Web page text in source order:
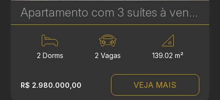
Apartamento com 3 suítes à venda no Edifício Casamia - 139,02 m² | Ref. 1771
2 Dorms 2 Vagas 139.02 m²
R$ 2.980.000,00 VEJA MAIS